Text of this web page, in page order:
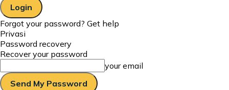
Forgot your password? Get help
Privasi
Password recovery
Recover your password
your email